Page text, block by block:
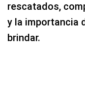
rescatados,
y la importancia
brindar.